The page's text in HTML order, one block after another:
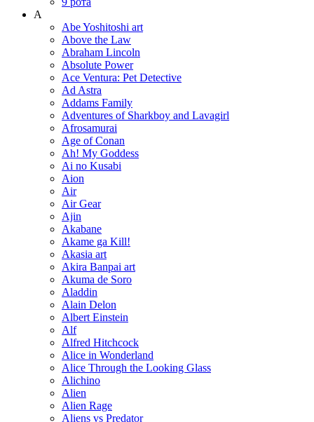
A
Abe Yoshitoshi art
Above the Law
Abraham Lincoln
Absolute Power
Ace Ventura: Pet Detective
Ad Astra
Addams Family
Adventures of Sharkboy and Lavagirl
Afrosamurai
Age of Conan
Ah! My Goddess
Ai no Kusabi
Aion
Air
Air Gear
Ajin
Akabane
Akame ga Kill!
Akasia art
Akira Banpai art
Akuma de Soro
Aladdin
Alain Delon
Albert Einstein
Alf
Alfred Hitchcock
Alice in Wonderland
Alice Through the Looking Glass
Alichino
Alien
Alien Rage
Aliens vs Predator